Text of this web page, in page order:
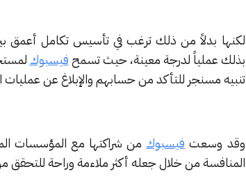
لكنها بدلاً من ذلك ترغب في تأسيس تكامل أعمق
بذلك عملياً لدرجة معينة، حيث تسمحفيسبوك
تنبيه مسنجر للتأكد من حسابهم والإبلاغ عن
وقد وسعت فيسبوك من شراكتها مع المؤسسات
المنافسة من خلال جعله أكثر ملاءمة وراحة